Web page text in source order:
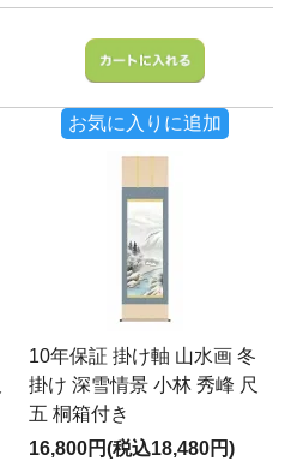
お気に入りに追加
10年保証 掛け軸 山水画 冬
掛け 深雪情景 小林 秀峰 尺
五 桐箱付き
16,800円(税込18,480円)